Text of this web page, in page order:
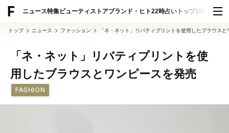
ニュース特集ビューティ ストアブランド・ヒト22時占い トップ100 スナッ
トップ ニュース ファッション 「ネ・ネット」リバティプリントを使用したブラウス
「ネ・ネット」リバティプリントを使
用したブラウスとワンピースを発売
FASHION